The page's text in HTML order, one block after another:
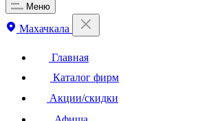
Меню
Махачкала
Главная
Каталог фирм
Акции/скидки